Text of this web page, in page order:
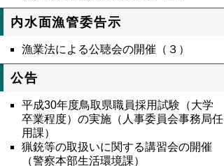
内水面漁管委告示
漁業法による公聴会の開催（３）
公告
平成30年度鳥取県職員採用試験（大学
卒業程度）の実施（人事委員会事務局任
用課）
猟銃等の取扱いに関する講習会の開催
（警察本部生活環境課）